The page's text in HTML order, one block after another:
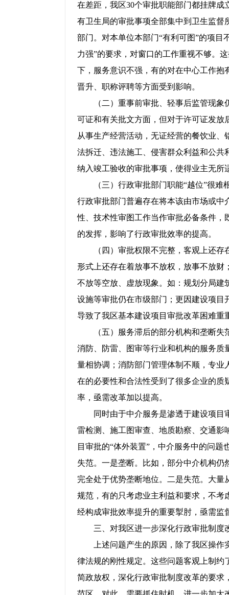
在差距，我区30个审批职能部门都挂牌成
有卫生局的审批事项全部集中到卫生监
部门。对本单位本部门“有利可图”的项
力强”的要求，对窗口的工作重视不够。
下，服务意识不强，有的对在中心工作
晋升、职称评聘等方面受到影响。
（二）重事前审批、轻事后监管现象
可证和有关批文方面，但对于许可证发
从事生产经营活动，无证经营的餐饮业
法拆迁、违法施工、侵害群众利益和公
纳入竣工验收的审批事项，使得业主无所
（三）行政审批部门职能“越位”很难
行政审批部门普遍存在将本该由市场或
性、技术性审图工作当作审批必备条件
的发挥，影响了行政审批效率的提高。
（四）审批权限不完整，客观上还存
形式上还存在着放事不放权，放事不放
不放等空放、虚放现象。如：规划分局
设施等审批仍在市级部门；更因建设项
导致了我区基本建设项目审批改革困难重
（五）服务滞后的部分机构和垄断失
消防、防雷、图审等行业和机构的服务
量相协调；消防部门管理体制不顺，专
在的必要性和合法性受到了很多企业的
率，亟需改革加以提高。
同时由于中介服务是渗透于建设项目
雷检测、施工图审查、地质勘察、交通
目审批的“体外装置”，中介服务中的问
失范。一是垄断。比如，部分中介机构
完全处于优势垄断地位。二是失范。大
规范，有的只考虑业主利益和要求，不
经构成审批效率提升的重要掣肘，亟需监
三、对我区进一步深化行政审批制度
上述问题产生的原因，除了我区操作
律法规的刚性规定。这些问题客观上制
简政放权，深化行政审批制度改革的要